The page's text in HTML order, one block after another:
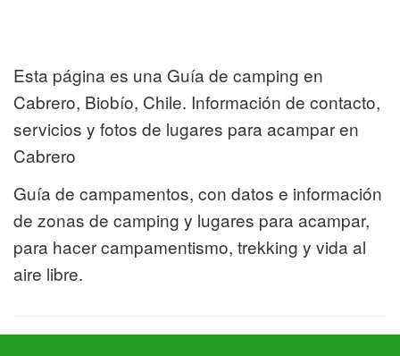
Esta página es una Guía de camping en
Cabrero, Biobío, Chile. Información de contacto,
servicios y fotos de lugares para acampar en
Cabrero
Guía de campamentos, con datos e información
de zonas de camping y lugares para acampar,
para hacer campamentismo, trekking y vida al
aire libre.